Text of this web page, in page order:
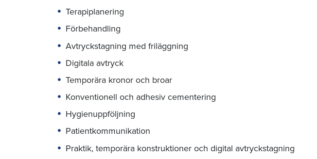
Terapiplanering
Förbehandling
Avtryckstagning med friläggning
Digitala avtryck
Temporära kronor och broar
Konventionell och adhesiv cementering
Hygienuppföljning
Patientkommunikation
Praktik, temporära konstruktioner och digital avtryckstagning